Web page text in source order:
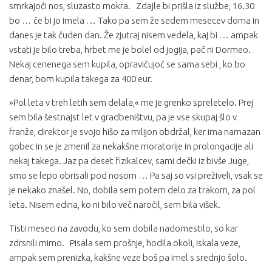
smrkajoči nos, sluzasto mokra. Zdajle bi prišla iz službe, 16.30
bo … če bi jo imela … Tako pa sem že sedem mesecev doma in
danes je tak čuden dan. Že zjutraj nisem vedela, kaj bi … ampak
vstati je bilo treba, hrbet me je bolel od jogija, pač ni Dormeo.
Nekaj cenenega sem kupila, opravičujoč se sama sebi , ko bo
denar, bom kupila takega za 400 eur.
»Pol leta v treh letih sem delala,« me je grenko spreletelo. Prej
sem bila šestnajst let v gradbeništvu, pa je vse skupaj šlo v
franže, direktor je svojo hišo za milijon obdržal, ker ima namazan
gobec in se je zmenil za nekakšne moratorije in prolongacije ali
nekaj takega. Jaz pa deset fizikalcev, sami dečki iz bivše Juge,
smo se lepo obrisali pod nosom … Pa saj so vsi preživeli, vsak se
je nekako znašel. No, dobila sem potem delo za trakom, za pol
leta. Nisem edina, ko ni bilo več naročil, sem bila višek.
Tisti meseci na zavodu, ko sem dobila nadomestilo, so kar
zdrsnili mimo. Pisala sem prošnje, hodila okoli, iskala veze,
ampak sem prenizka, kakšne veze boš pa imel s srednjo šolo.